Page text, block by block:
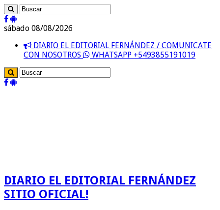
sábado 08/08/2026
DIARIO EL EDITORIAL FERNÁNDEZ / COMUNICATE
CON NOSOTROS
WHATSAPP +5493855191019
DIARIO EL EDITORIAL FERNÁNDEZ
SITIO OFICIAL!